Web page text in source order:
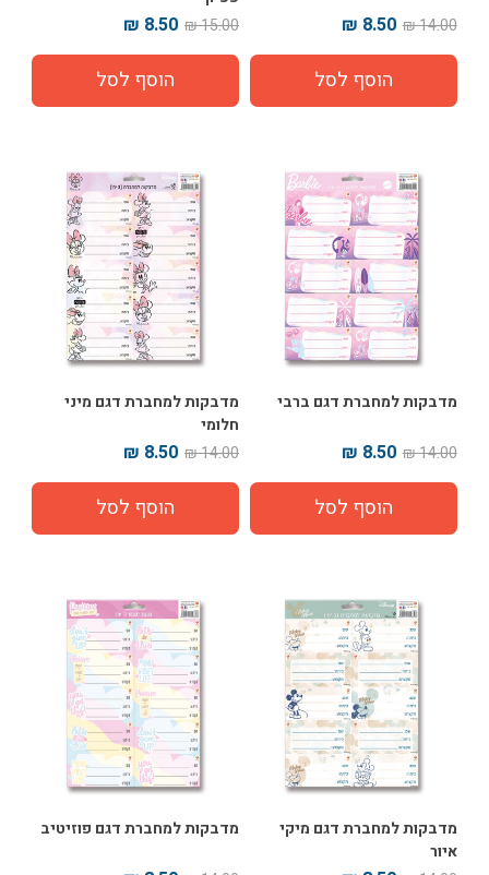
14.00 ₪
8.50 ₪
15.00 ₪
8.50 ₪
מדבקות למחברת דגם ברבי
14.00 ₪
8.50 ₪
מדבקות למחברת דגם מיני
חלומי
14.00 ₪
8.50 ₪
מדבקות למחברת דגם מיקי
איור
מדבקות למחברת דגם פוזיטיב